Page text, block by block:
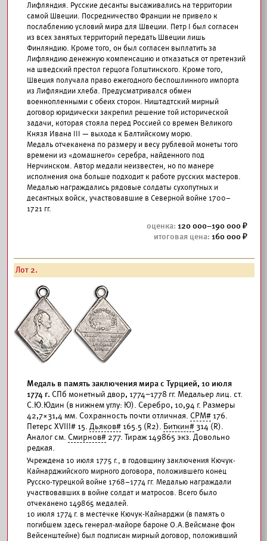
Лифляндия. Русские десанты высаживались на территории
самой Швеции. Посредничество Франции не привело к
послаблению условий мира для Швеции. Петр I был согласен
из всех занятых территорий передать Швеции лишь
Финляндию. Кроме того, он был согласен выплатить за
Лифляндию денежную компенсацию и отказаться от претензий
на шведский престол герцога Голштинского. Кроме того,
Швеция получала право ежегодного беспошлинного импорта
из Лифляндии хлеба. Предусматривался обмен
военнопленными с обеих сторон. Ништадтский мирный
договор юридически закрепил решение той исторической
задачи, которая стояла перед Россией со времен Великого
Князя Ивана III — выхода к Балтийскому морю.
Медаль отчеканена по размеру и весу рублевой монеты того
времени из «домашнего» серебра, найденного под
Нерчинском. Автор медали неизвестен, но по манере
исполнения она больше подходит к работе русских мастеров.
Медалью награждались рядовые солдаты сухопутных и
десантных войск, участвовавшие в Северной войне 1700–
1721 гг.
120 000–190 000
160 000
Лот 2.
Медаль в память заключения мира с Турцией, 10 июля
1774 г. СПб монетный двор, 1774–1778 гг. Медальер лиц. ст.
С.Ю.Юдин (в нижнем углу: Ю). Серебро, 10,94 г. Размеры
42,7×31,4 мм. Сохранность почти отличная. СРМ# 176.
Петерс XVIII# 15. Дьяков# 165.5 (R2). Биткин#314 (R).
Аналог см. Смирнов# 277. Тираж 149865 экз. Довольно
редкая.
Учреждена 10 июля 1775 г., в годовщину заключения Кючук-
Кайнарджийского мирного договора, положившего конец
Русско-турецкой войне 1768–1774 гг. Медалью награждали
участвовавших в войне солдат и матросов. Всего было
отчеканено 149865 медалей.
10 июля 1774 г. в местечке Кючук-Кайнарджи (в память о
погибшем здесь генерал-майоре бароне О.А.Вейсмане фон
Вейсенштейне) был подписан мирный договор, положивший